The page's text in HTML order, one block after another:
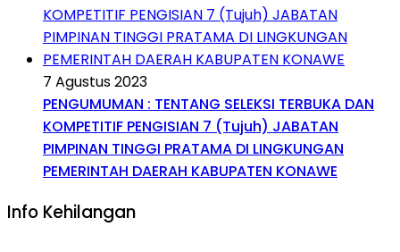
7 Agustus 2023
PENGUMUMAN : TENTANG SELEKSI TERBUKA DAN
KOMPETITIF PENGISIAN 7 (Tujuh) JABATAN
PIMPINAN TINGGI PRATAMA DI LINGKUNGAN
PEMERINTAH DAERAH KABUPATEN KONAWE
Info Kehilangan